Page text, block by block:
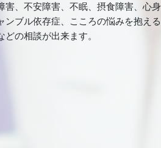
害、不安障害、不眠、摂食障害、心身
ンブル依存症、こころの悩みを抱える
の相談が出来ます。